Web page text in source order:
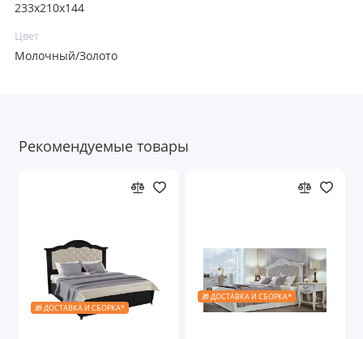
233x210x144
Цвет
Молочный/Золото
Рекомендуемые товары
🎁 ДОСТАВКА И СБОРКА*
🎁 ДОСТАВКА И СБОРКА*